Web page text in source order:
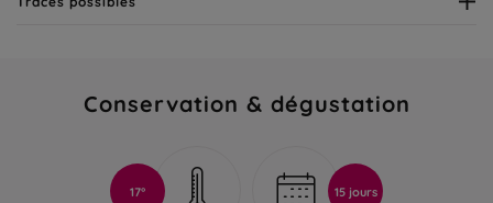
Conservation & dégustation
17° 15 jours